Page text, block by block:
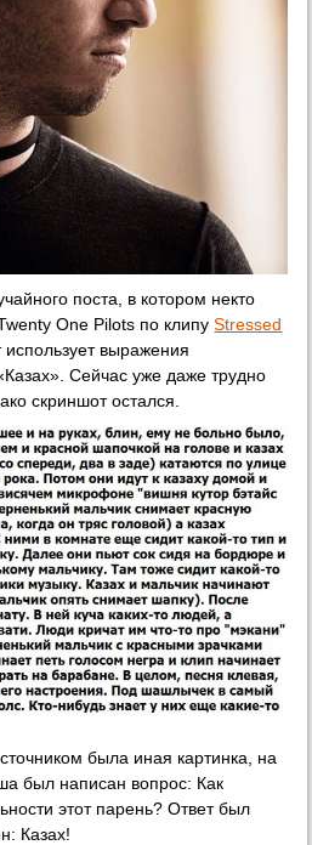
поста, в котором некто
One Pilots по клипуStressed
выражения
Сейчас уже даже трудно
скриншот остался.
была иная картинка, на
был написан вопрос: Как
этот парень? Ответ был
Казах!